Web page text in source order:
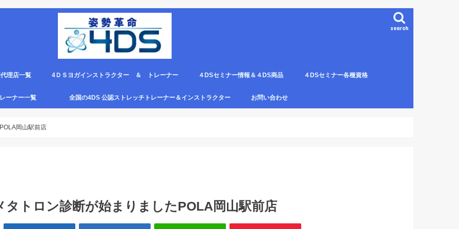
search
理店一覧
ピロー代理店 クリエピロー説明＆使い方動画
クリエピロー Q＆A
クリエピロー販売店になる方法は？
＆手首足首ベルト
代理店一覧
4ＤＳヨガインストラクター ＆ トレーナー ４DSセミナー情報＆４DS商品
4ds商品
４DSのテンプレート（S字カーブ定
４ＤＳの各部門の説明
4DS セミナー受講料について
セミナー受講のルールとキャンセルに
４DSセミナー各種資格
レーナー一覧 全国の4DS 公認ストレッチトレーナー＆インストラクター お問い合わせ
岡山駅前店
タトロン診断が始まりましたPOLA岡山駅前店